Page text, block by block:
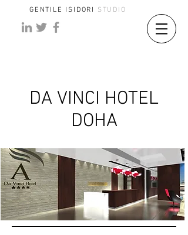
GENTILE ISIDORI STUDIO
DA VINCI HOTEL
DOHA